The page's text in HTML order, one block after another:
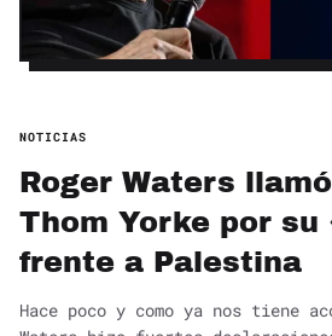
NOTICIAS
Roger Waters
Thom Yorke por su
frente a Palestina
Hace poco y como ya nos tiene